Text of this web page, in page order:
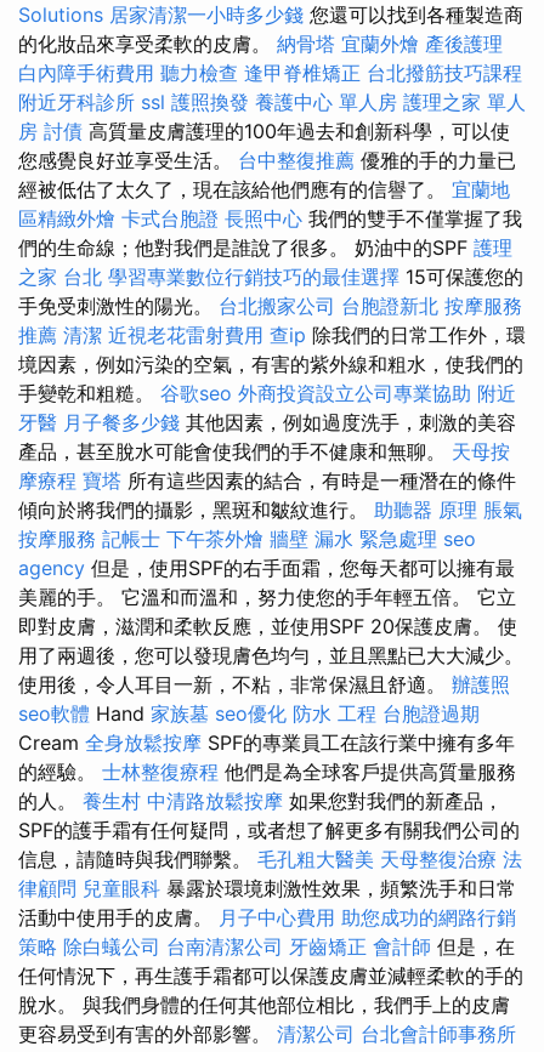
Solutions 居家清潔一小時多少錢 您還可以找到各種製造商
的化妝品來享受柔軟的皮膚。 納骨塔 宜蘭外燴 產後護理
白內障手術費用 聽力檢查 逢甲脊椎矯正 台北撥筋技巧課程
附近牙科診所 ssl 護照換發 養護中心 單人房 護理之家 單人
房 討債 高質量皮膚護理的100年過去和創新科學，可以使
您感覺良好並享受生活。 台中整復推薦 優雅的手的力量已
經被低估了太久了，現在該給他們應有的信譽了。 宜蘭地
區精緻外燴 卡式台胞證 長照中心 我們的雙手不僅掌握了我
們的生命線；他對我們是誰說了很多。 奶油中的SPF 護理
之家 台北 學習專業數位行銷技巧的最佳選擇 15可保護您的
手免受刺激性的陽光。 台北搬家公司 台胞證新北 按摩服務
推薦 清潔 近視老花雷射費用 查ip 除我們的日常工作外，環
境因素，例如污染的空氣，有害的紫外線和粗水，使我們的
手變乾和粗糙。 谷歌seo 外商投資設立公司專業協助 附近
牙醫 月子餐多少錢 其他因素，例如過度洗手，刺激的美容
產品，甚至脫水可能會使我們的手不健康和無聊。 天母按
摩療程 寶塔 所有這些因素的結合，有時是一種潛在的條件
傾向於將我們的攝影，黑斑和皺紋進行。 助聽器 原理 脹氣
按摩服務 記帳士 下午茶外燴 牆壁 漏水 緊急處理 seo
agency 但是，使用SPF的右手面霜，您每天都可以擁有最
美麗的手。 它溫和而溫和，努力使您的手年輕五倍。 它立
即對皮膚，滋潤和柔軟反應，並使用SPF 20保護皮膚。 使
用了兩週後，您可以發現膚色均勻，並且黑點已大大減少。
使用後，令人耳目一新，不粘，非常保濕且舒適。 辦護照
seo軟體 Hand 家族墓 seo優化 防水 工程 台胞證過期
Cream 全身放鬆按摩 SPF的專業員工在該行業中擁有多年
的經驗。 士林整復療程 他們是為全球客戶提供高質量服務
的人。 養生村 中清路放鬆按摩 如果您對我們的新產品，
SPF的護手霜有任何疑問，或者想了解更多有關我們公司的
信息，請隨時與我們聯繫。 毛孔粗大醫美 天母整復治療 法
律顧問 兒童眼科 暴露於環境刺激性效果，頻繁洗手和日常
活動中使用手的皮膚。 月子中心費用 助您成功的網路行銷
策略 除白蟻公司 台南清潔公司 牙齒矯正 會計師 但是，在
任何情況下，再生護手霜都可以保護皮膚並減輕柔軟的手的
脫水。 與我們身體的任何其他部位相比，我們手上的皮膚
更容易受到有害的外部影響。 清潔公司 台北會計師事務所